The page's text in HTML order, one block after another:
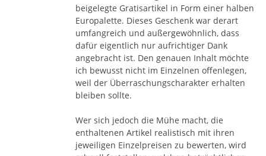
beigelegte Gratisartikel in Form einer halben
Europalette. Dieses Geschenk war derart
umfangreich und außergewöhnlich, dass
dafür eigentlich nur aufrichtiger Dank
angebracht ist. Den genauen Inhalt möchte
ich bewusst nicht im Einzelnen offenlegen,
weil der Überraschungscharakter erhalten
bleiben sollte.
Wer sich jedoch die Mühe macht, die
enthaltenen Artikel realistisch mit ihren
jeweiligen Einzelpreisen zu bewerten, wird